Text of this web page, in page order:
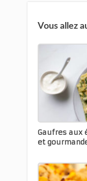
Vous allez
Gaufres aux
et